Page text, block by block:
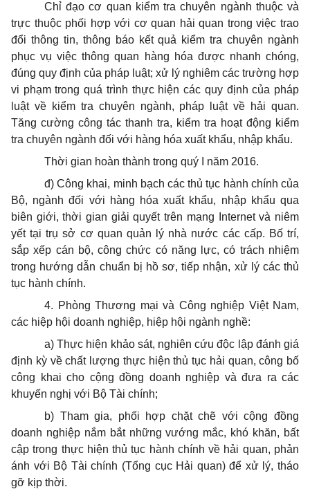
Chỉ đạo cơ quan kiểm tra chuyên ngành thuộc và
trực thuộc phối hợp với cơ quan hải quan trong việc trao
đổi thông tin, thông báo kết quả kiểm tra chuyên ngành
phục vụ việc thông quan hàng hóa được nhanh chóng,
đúng quy định của pháp luật; xử lý nghiêm các trường hợp
vi phạm trong quá trình thực hiện các quy định của pháp
luật về kiểm tra chuyên ngành, pháp luật về hải quan.
Tăng cường công tác thanh tra, kiểm tra hoạt động kiểm
tra chuyên ngành đối với hàng hóa xuất khẩu, nhập khẩu.
Thời gian hoàn thành trong quý I năm 2016.
đ) Công khai, minh bạch các thủ tục hành chính của
Bộ, ngành đối với hàng hóa xuất khẩu, nhập khẩu qua
biên giới, thời gian giải quyết trên mạng Internet và niêm
yết tại trụ sở cơ quan quản lý nhà nước các cấp. Bố trí,
sắp xếp cán bộ, công chức có năng lực, có trách nhiệm
trong hướng dẫn chuẩn bị hồ sơ, tiếp nhận, xử lý các thủ
tục hành chính.
4. Phòng Thương mại và Công nghiệp Việt Nam,
các hiệp hội doanh nghiệp, hiệp hội ngành nghề:
a) Thực hiện khảo sát, nghiên cứu độc lập đánh giá
định kỳ về chất lượng thực hiện thủ tục hải quan, công bố
công khai cho cộng đồng doanh nghiệp và đưa ra các
khuyến nghị với Bộ Tài chính;
b) Tham gia, phối hợp chặt chẽ với cộng đồng
doanh nghiệp nắm bắt những vướng mắc, khó khăn, bất
cập trong thực hiện thủ tục hành chính về hải quan, phản
ánh với Bộ Tài chính (Tổng cục Hải quan) để xử lý, tháo
gỡ kịp thời.